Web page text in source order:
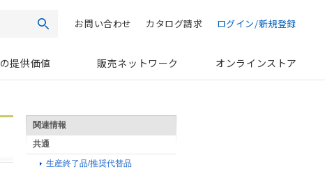
お問い合わせ カタログ請求 ログイン/新規登録
提供価値 販売ネットワーク オンラインストア
関連情報
共通
生産終了品/推奨代替品